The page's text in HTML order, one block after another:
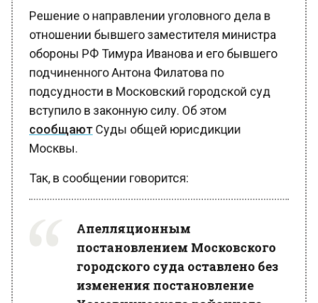
отношении бывшего заместителя министра
обороны РФ Тимура Иванова и его бывшего
подчиненного Антона Филатова по
подсудности в Московский городской суд
вступило в законную силу. Об этом
сообщаютСуды общей юрисдикции
Москвы.
постановлением Московского
городского суда оставлено без
изменения постановление
Хамовнического районного